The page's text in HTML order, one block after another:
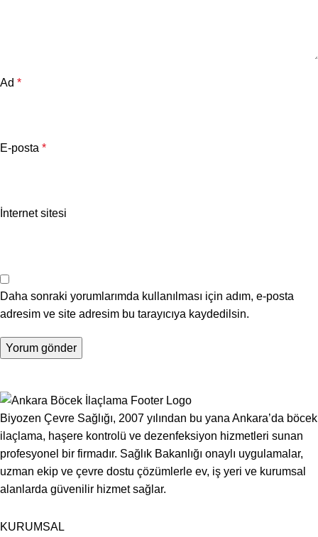
Ad *
E-posta *
İnternet sitesi
Daha sonraki yorumlarımda kullanılması için adım, e-posta
adresim ve site adresim bu tarayıcıya kaydedilsin.
Biyozen Çevre Sağlığı, 2007 yılından bu yana Ankara’da böcek
ilaçlama, haşere kontrolü ve dezenfeksiyon hizmetleri sunan
profesyonel bir firmadır. Sağlık Bakanlığı onaylı uygulamalar,
uzman ekip ve çevre dostu çözümlerle ev, iş yeri ve kurumsal
alanlarda güvenilir hizmet sağlar.
KURUMSAL